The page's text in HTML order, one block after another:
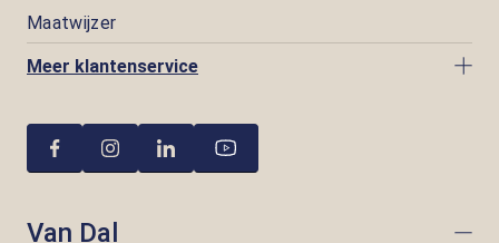
Maatwijzer
Meer klantenservice
Van Dal